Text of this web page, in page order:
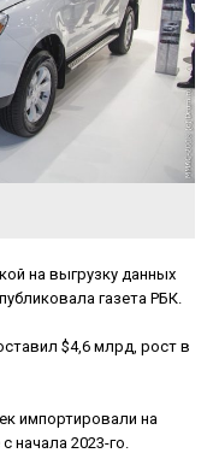
на выгрузку данных
газета РБК.
$4,6 млрд, рост в
импортировали на
начала 2023-го.